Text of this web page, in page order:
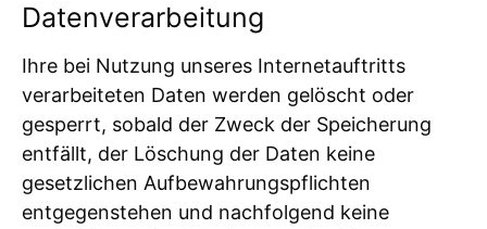
Datenverarbeitung
Ihre bei Nutzung unseres Internetauftritts
verarbeiteten Daten werden gelöscht oder
gesperrt, sobald der Zweck der Speicherung
entfällt, der Löschung der Daten keine
gesetzlichen Aufbewahrungspflichten
entgegenstehen und nachfolgend keine